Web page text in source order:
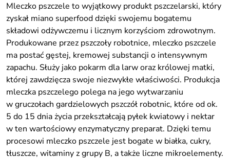
Mleczko pszczele to wyjątkowy produkt pszczelarski, który
zyskał miano superfood dzięki swojemu bogatemu
składowi odżywczemu i licznym korzyściom zdrowotnym.
Produkowane przez pszczoły robotnice, mleczko pszczele
ma postać gęstej, kremowej substancji o intensywnym
zapachu. Służy jako pokarm dla larw oraz królowej matki,
której zawdzięcza swoje niezwykłe właściwości. Produkcja
mleczka pszczelego polega na jego wytwarzaniu
w gruczołach gardzielowych pszczół robotnic, które od ok.
5 do 15 dnia życia przekształcają pyłek kwiatowy i nektar
w ten wartościowy enzymatyczny preparat. Dzięki temu
procesowi mleczko pszczele jest bogate w białka, cukry,
tłuszcze, witaminy z grupy B, a także liczne mikroelementy.